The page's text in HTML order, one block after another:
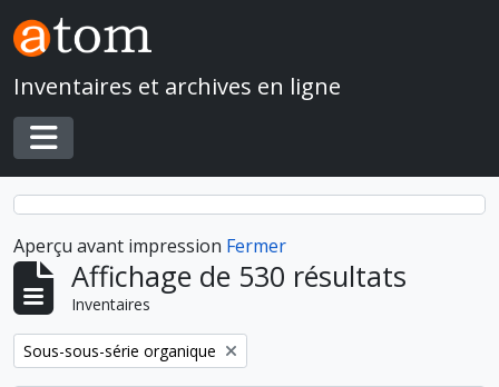
Skip to main content
Inventaires et archives en ligne
Toggle navigation
Aperçu avant impression Fermer
Affichage de 530 résultats
Inventaires
Remove filter:
Sous-sous-série organique